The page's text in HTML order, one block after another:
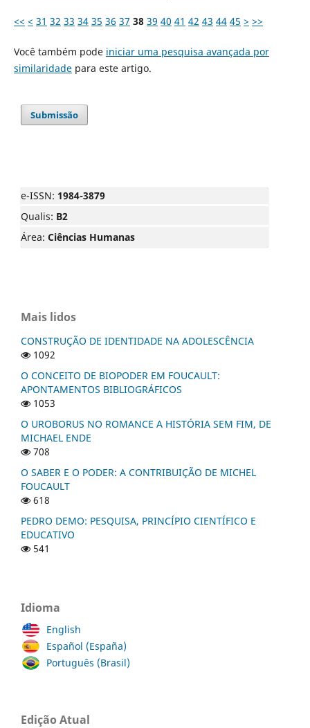
<< < 31 32 33 34 35 36 37 38 39 40 41 42 43 44 45 > >>
Você também pode iniciar uma pesquisa avançada por
similaridadepara este artigo.
Submissão
e-ISSN: 1984-3879
Qualis: B2
Área: Ciências Humanas
Mais lidos
CONSTRUÇÃO DE IDENTIDADE NA ADOLESCÊNCIA
1092
O CONCEITO DE BIOPODER EM FOUCAULT:
APONTAMENTOS BIBLIOGRÁFICOS
1053
O UROBORUS NO ROMANCE A HISTÓRIA SEM FIM, DE
MICHAEL ENDE
708
O SABER E O PODER: A CONTRIBUIÇÃO DE MICHEL
FOUCAULT
618
PEDRO DEMO: PESQUISA, PRINCÍPIO CIENTÍFICO E
EDUCATIVO
541
Idioma
English
Español (España)
Português (Brasil)
Edição Atual